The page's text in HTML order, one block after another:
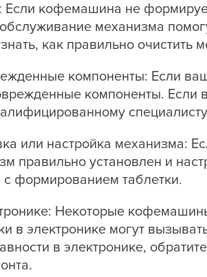
кофемашина не
механизма
как правильно очистить
компоненты: Если
компоненты. Если
или настройка механизма:
правильно установлен и
формированием таблетки.
Некоторые
в электронике могут
в электронике,